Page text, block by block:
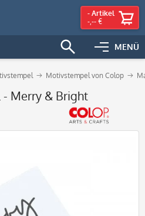
MENÜ
- Artikel
-,-- €
Motivstempel von Colop
Merry & Bright